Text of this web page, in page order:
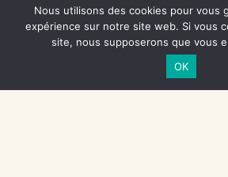
NOS SOUTIENS
CENTRE NATIONAL DU LIVRE
Nous utilisons des cookies pour vous
expérience sur notre site web. Si vous
site, nous supposerons que vous
OK